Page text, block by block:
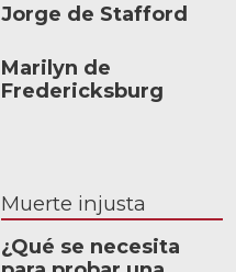
Jorge de Stafford
Marilyn de
Fredericksburg
Muerte injusta
¿Qué se necesita